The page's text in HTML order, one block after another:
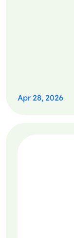
Apr 28, 2026